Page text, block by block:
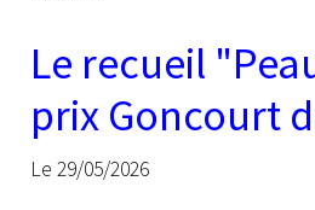
Le recueil
prix Goncourt
nouvelle 2026
Le 29/05/2026